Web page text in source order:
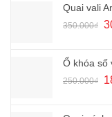
Quai vali
350.000₫
Ổ khóa số
250.000₫